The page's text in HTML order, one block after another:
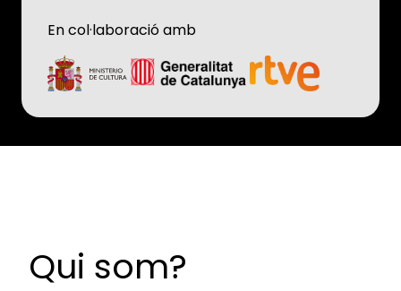
En col·laboració amb
Qui som?